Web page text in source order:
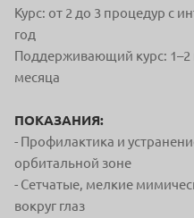
Курс: от 2 до 3 процедур с
год
Поддерживающий курс:
месяца
ПОКАЗАНИЯ:
- Профилактика и
орбитальной зоне
- Сетчатые, мелкие
вокруг глаз